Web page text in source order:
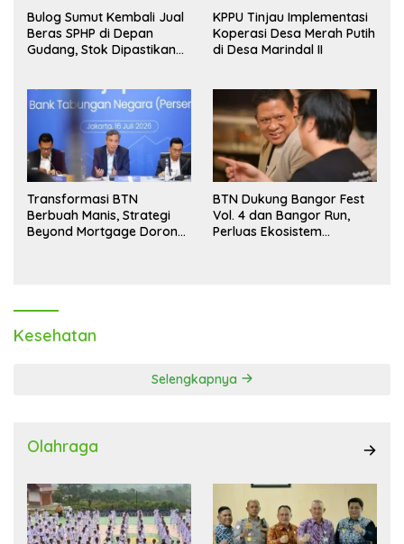
Bulog Sumut Kembali Jual
Beras SPHP di Depan
Gudang, Stok Dipastikan
KPPU Tinjau Implementasi
Koperasi Desa Merah Putih
di Desa Marindal II
Transformasi BTN
Berbuah Manis, Strategi
Beyond Mortgage Dorong
BTN Dukung Bangor Fest
Vol. 4 dan Bangor Run,
Perluas Ekosistem
Kesehatan
Selengkapnya
Olahraga